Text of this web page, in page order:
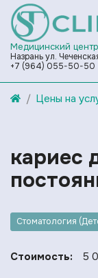
Медицинский
Назрань ул.
+7 (964) 055-50-50
Цены на
кариес
Стоматология
Стоимость: 5